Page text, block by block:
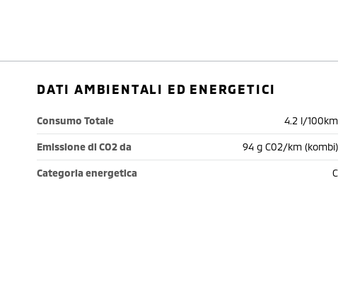
DATI AMBIENTALI ED ENERGETICI
Consumo Totale 4.2 l/100km
Emissione di CO2 da 94 g C02/km (kombi)
Categoria energetica C